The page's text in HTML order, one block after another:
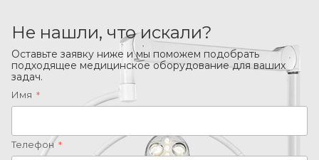
Не нашли, что искали?
Оставьте заявку ниже и мы поможем подобрать
подходящее медицинское оборудование для ваших
задач.
Имя *
Телефон *